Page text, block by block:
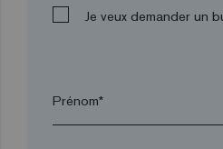
Je veux demander un
Prénom*